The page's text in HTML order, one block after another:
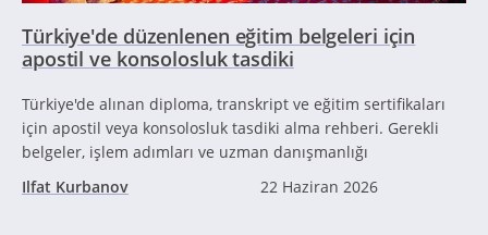
Türkiye'de düzenlenen eğitim belgeleri için
apostil ve konsolosluk tasdiki
Türkiye'de alınan diploma, transkript ve eğitim sertifikaları
için apostil veya konsolosluk tasdiki alma rehberi. Gerekli
belgeler, işlem adımları ve uzman danışmanlığı
Ilfat Kurbanov
22 Haziran 2026